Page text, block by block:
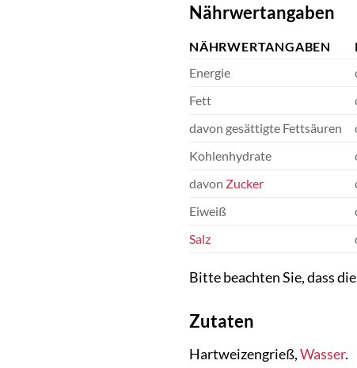
Nährwertangaben
NÄHRWERTANGABEN
Energie
Fett
davon gesättigte Fettsäuren
Kohlenhydrate
davon Zucker
Eiweiß
Salz
Bitte beachten Sie, dass
Zutaten
Hartweizengrieß,Wasser.